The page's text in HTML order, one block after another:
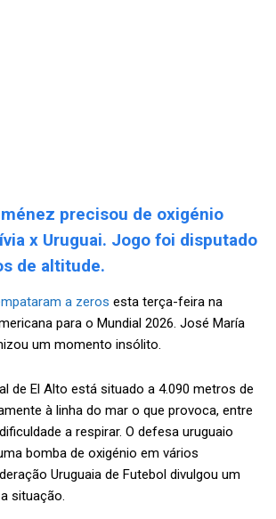
precisou de oxigénio
x Uruguai. Jogo foi disputado
de altitude.
a zeros esta terça-feira na
para o Mundial 2026. José María
um momento insólito.
de El Alto está situado a 4.090 metros de
à linha do mar o que provoca, entre
a respirar. O defesa uruguaio
bomba de oxigénio em vários
Uruguaia de Futebol divulgou um
situação.